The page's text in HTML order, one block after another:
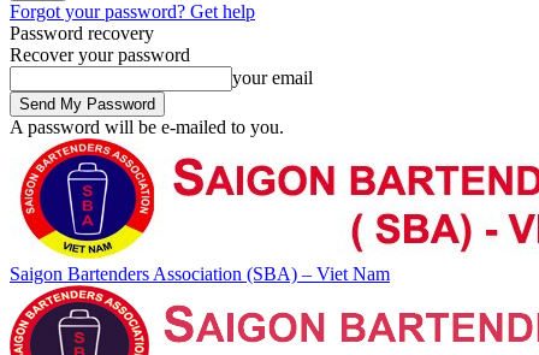
Forgot your password? Get help
Password recovery
Recover your password
your email
A password will be e-mailed to you.
Saigon Bartenders Association (SBA) – Viet Nam